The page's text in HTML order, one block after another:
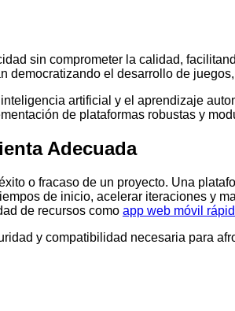
sin comprometer la calidad,
democratizando el desarrollo de
artificial y el aprendizaje
de plataformas robustas y
Adecuada
o fracaso de un proyecto. Una
de inicio, acelerar iteraciones y
de recursos como app web móvil
y compatibilidad necesaria para